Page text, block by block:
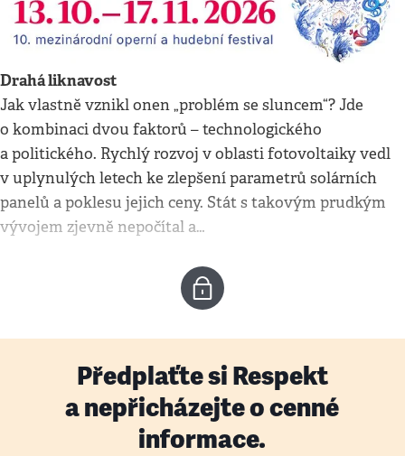
Drahá liknavost
Jak vlastně vznikl onen „problém se sluncem“? Jde
o kombinaci dvou faktorů – technologického
a politického. Rychlý rozvoj v oblasti fotovoltaiky vedl
v uplynulých letech ke zlepšení parametrů solárních
panelů a poklesu jejich ceny. Stát s takovým prudkým
vývojem zjevně nepočítal a…
Předplaťte si Respekt
a nepřicházejte o cenné
informace.